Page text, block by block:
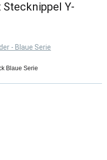
Y-
- Blaue Serie
Blaue Serie